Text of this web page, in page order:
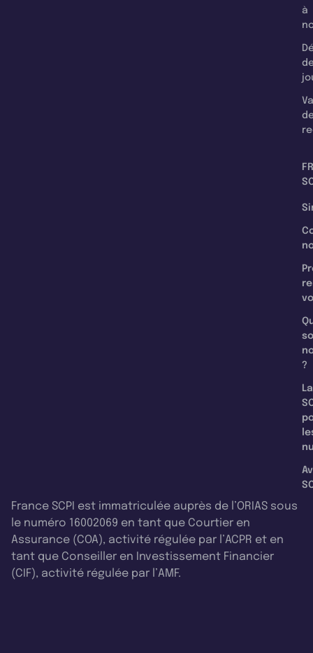
à
?
La
France SCPI est immatriculée auprès de l’ORIAS sous
le numéro 16002069 en tant que Courtier en
Assurance (COA), activité régulée par l’ACPR et en
tant que Conseiller en Investissement Financier
(CIF), activité régulée par l’AMF.